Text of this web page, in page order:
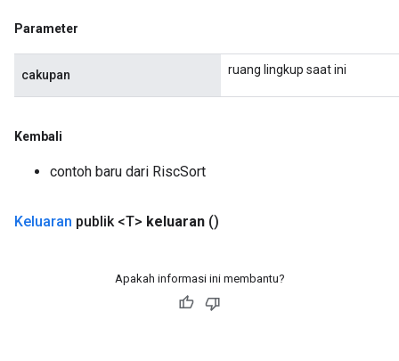
Parameter
cakupan ruang lingkup saat ini
Kembali
contoh baru dari RiscSort
Keluaran publik <T> keluaran ()
Apakah informasi ini membantu?